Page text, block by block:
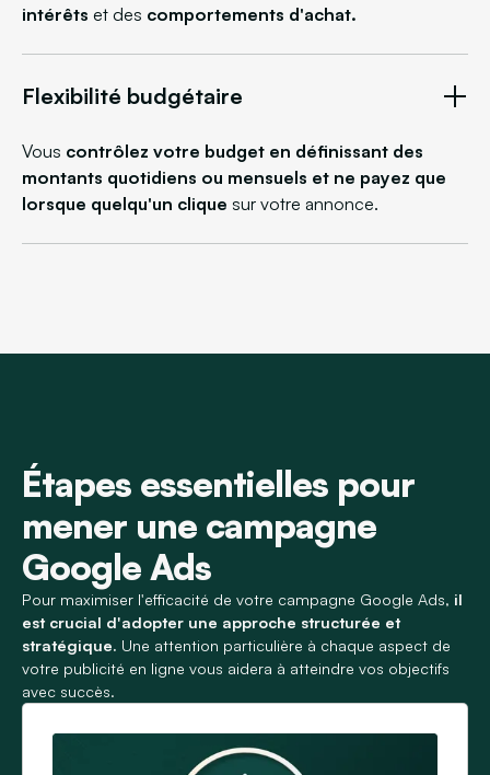
intérêts et des comportements d'achat.
Flexibilité budgétaire
Vous contrôlez votre budget en définissant des
montants quotidiens ou mensuels et ne payez que
lorsque quelqu'un clique sur votre annonce.
Étapes essentielles pour
mener une campagne
Google Ads
Pour maximiser l'efficacité de votre campagne Google Ads, il
est crucial d'adopter une approche structurée et
stratégique. Une attention particulière à chaque aspect de
votre publicité en ligne vous aidera à atteindre vos objectifs
avec succès.